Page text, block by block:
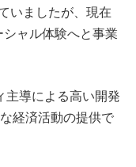
いましたが、現在
ャル体験へと事業
主導による高い開発
経済活動の提供で